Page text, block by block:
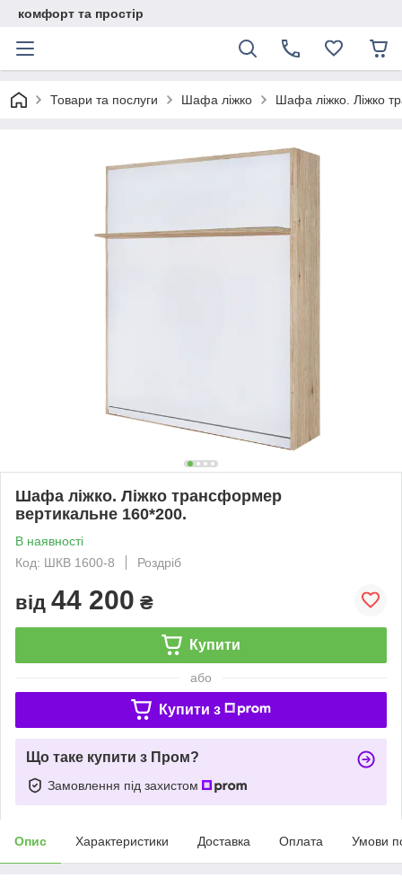
комфорт та простір
Товари та послуги Шафа ліжко Шафа ліжко. Ліжко
Шафа ліжко. Ліжко трансформер
вертикальне 160*200.
В наявності
Код: ШКВ 1600-8
Роздріб
від 44 200 ₴
Купити
або
Купити з
Що таке купити з Пром?
Замовлення під захистом
Опис Характеристики Доставка Оплата Умови